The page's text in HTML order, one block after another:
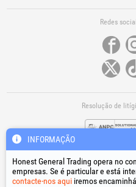
Redes
Resolução de
INFORMAÇÃO
Honest General Trading opera no
empresas. Se é particular e está
contacte-nos aqui iremos